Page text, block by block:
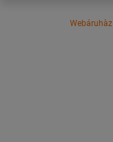
Webáruhàz